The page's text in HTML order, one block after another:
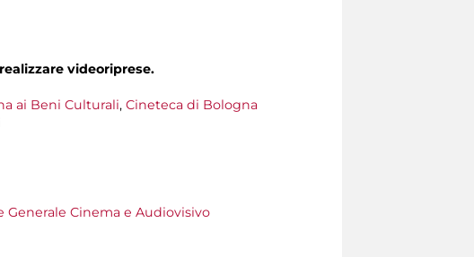
videoriprese.
ai Beni Culturali, Cineteca di Bologna
Generale Cinema e Audiovisivo